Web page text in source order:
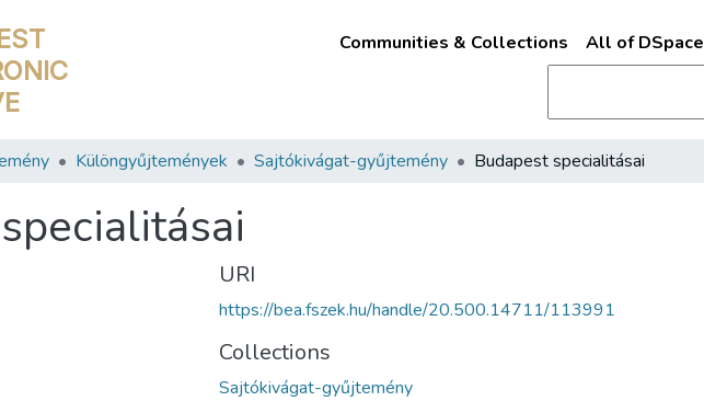
Communities & Collections All of DSpace
Különgyűjtemények Sajtókivágat-gyűjtemény Budapest specialitásai
URI
https://bea.fszek.hu/handle/20.500.14711/113991
Collections
Sajtókivágat-gyűjtemény